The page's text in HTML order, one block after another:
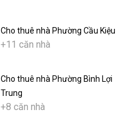
Cho thuê nhà Phường Cầu Kiệu
+11 căn nhà
Cho thuê nhà Phường Bình Lợi
Trung
+8 căn nhà